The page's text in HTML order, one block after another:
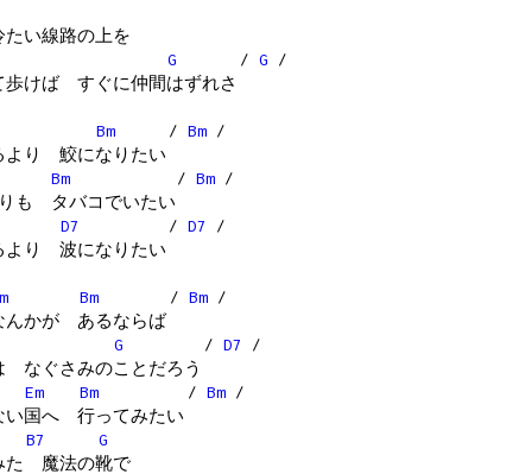
たい線路の上を
G / G /
歩けば すぐに仲間はずれさ
Bm / Bm /
より 鮫になりたい
Bm / Bm /
も タバコでいたい
D7 / D7
/
より 波になりたい
Bm / Bm /
かが あるならば
G / D7
/
なぐさみのことだろう
Em Bm / Bm /
国へ 行ってみたい
B7
G
た 魔法の靴で